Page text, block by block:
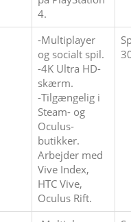
4.
-Multiplayer
og socialt spil.
-4K Ultra HD-
skærm.
-Tilgængelig i
Steam- og
Oculus-
butikker.
Arbejder med
Vive Index,
HTC Vive,
Oculus Rift.